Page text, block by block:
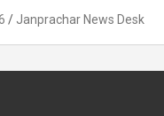
Janprachar News Desk